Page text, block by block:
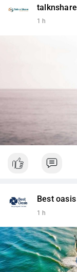
talknshare
1 h
Best oasis
1 h